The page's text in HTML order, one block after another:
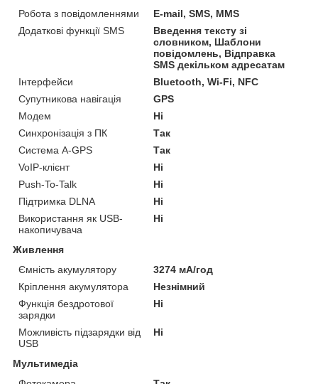
Робота з повідомленнями
E-mail, SMS, MMS
Додаткові функції SMS
Введення тексту зі
словником, Шаблони
повідомлень, Відправка
SMS декільком адресатам
Інтерфейси
Bluetooth, Wi-Fi, NFC
Супутникова навігація
GPS
Модем
Ні
Синхронізація з ПК
Так
Система A-GPS
Так
VoIP-клієнт
Ні
Push-To-Talk
Ні
Підтримка DLNA
Ні
Використання як USB-
накопичувача
Ні
Живлення
Ємність акумулятору
3274 мА/год
Кріплення акумулятора
Незнімний
Функція бездротової
зарядки
Ні
Можливість підзарядки від
USB
Ні
Мультимедіа